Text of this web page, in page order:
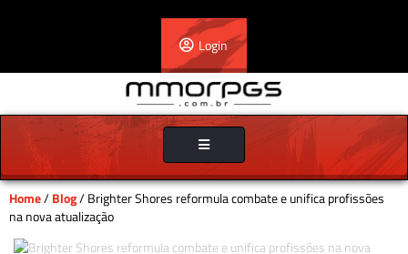
Login
Toggle
navigation
Home/Blog/ Brighter Shores reformula combate e unifica profissões
na nova atualização